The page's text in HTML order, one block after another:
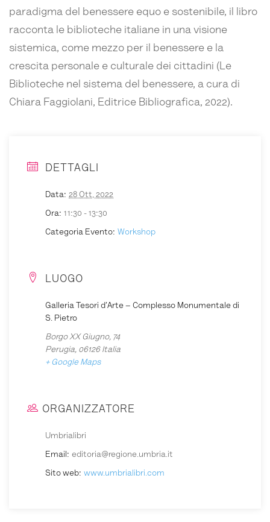
paradigma del benessere equo e sostenibile, il libro
racconta le biblioteche italiane in una visione
sistemica, come mezzo per il benessere e la
crescita personale e culturale dei cittadini (Le
Biblioteche nel sistema del benessere, a cura di
Chiara Faggiolani, Editrice Bibliografica, 2022).
DETTAGLI
Data: 28 Ott, 2022
Ora: 11:30 - 13:30
Categoria Evento: Workshop
LUOGO
Galleria Tesori d’Arte – Complesso Monumentale di
S. Pietro
Borgo XX Giugno, 74
Perugia, 06126 Italia
+ Google Maps
ORGANIZZATORE
Umbrialibri
Email: editoria@regione.umbria.it
Sito web: www.umbrialibri.com